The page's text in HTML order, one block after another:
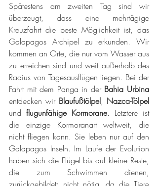
Spätestens am zweiten Tag sind wir
überzeugt, dass eine mehrtägige
Kreuzfahrt die beste Möglichkeit ist, das
Galapagos Archipel zu erkunden. Wir
kommen an Orte, die nur vom Wasser aus
zu erreichen sind und weit außerhalb des
Radius von Tagesausflügen liegen. Bei der
Fahrt mit dem Panga in der Bahia Urbina
entdecken wir Blaufußtölpel, Nazca-Tölpel
und flugunfähige Kormorane. Letztere ist
die einzige Kormoranart weltweit, die
nicht fliegen kann. Sie leben nur auf den
Galapagos Inseln. Im Laufe der Evolution
haben sich die Flügel bis auf kleine Reste,
die zum Schwimmen dienen,